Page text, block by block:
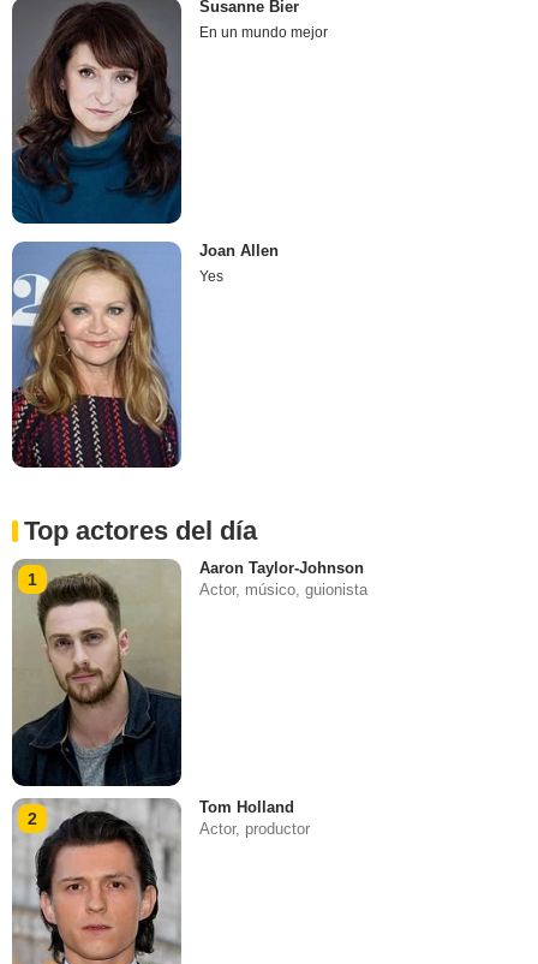
Susanne Bier
En un mundo mejor
Joan Allen
Yes
Top actores del día
1
Aaron Taylor-Johnson
Actor, músico, guionista
2
Tom Holland
Actor, productor